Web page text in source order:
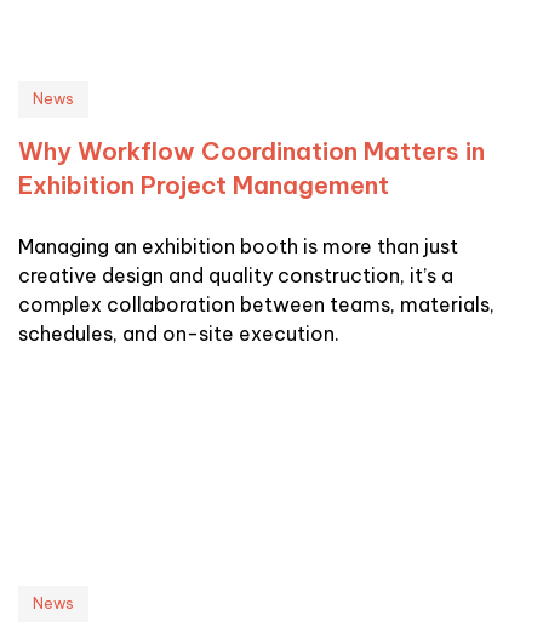
News
Why Workflow Coordination Matters in
Exhibition Project Management
Managing an exhibition booth is more than just
creative design and quality construction, it’s a
complex collaboration between teams, materials,
schedules, and on-site execution.
News